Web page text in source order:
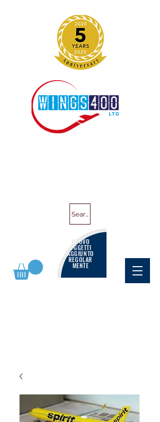
Search
NUOVO
OGGETTI
AGGIUNTO
REGOLAR
MENTE